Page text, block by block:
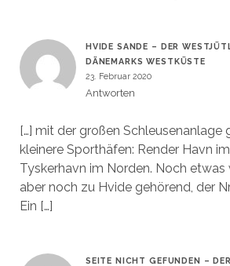
HVIDE SANDE – DER
DÄNEMARKS WESTKÜSTE
23. Februar 2020
Antworten
[…] mit der großen Schleusenanlage
kleinere Sporthäfen: Render Havn
Tyskerhavn im Norden. Noch etwas
aber noch zu Hvide gehörend, der
Ein […]
SEITE NICHT GEFUNDEN –